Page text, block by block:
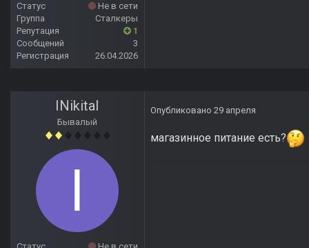
Статус
Не в сети
Группа
Сталкеры
Репутация
1
Сообщений
3
Регистрация
26.04.2026
INikitaI
Бывалый
Опубликовано 29 апреля
магазинное питание есть?